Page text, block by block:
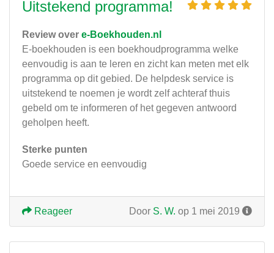
Uitstekend programma!
Review over e-Boekhouden.nl
E-boekhouden is een boekhoudprogramma welke
eenvoudig is aan te leren en zicht kan meten met elk
programma op dit gebied. De helpdesk service is
uitstekend te noemen je wordt zelf achteraf thuis
gebeld om te informeren of het gegeven antwoord
geholpen heeft.
Sterke punten
Goede service en eenvoudig
Door S. W. op 1 mei 2019
Reageer